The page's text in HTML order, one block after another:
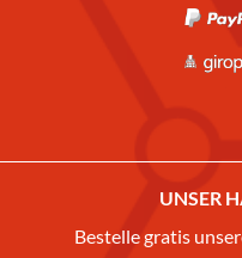
UNSER
Bestelle gratis